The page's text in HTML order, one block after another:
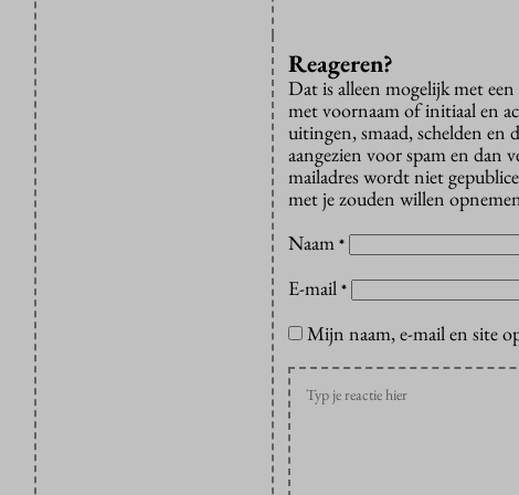
Reageren?
Dat is alleen mogelijk met
met voornaam of initiaal en
uitingen, smaad, schelden en
aangezien voor spam en dan
mailadres wordt niet
met je zouden willen
Naam *
E-mail *
Mijn naam, e-mail en site